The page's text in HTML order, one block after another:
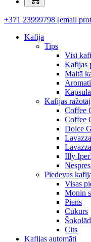
+371 23999798 [email
Kafija
Tips
Visi
Kafijas
Maltā
Kafijas
Coffee
Coffee
Dolce
Illy
Piedevas
Visas
Monin
Piens
Cukurs
Cits
Kafijas automāti